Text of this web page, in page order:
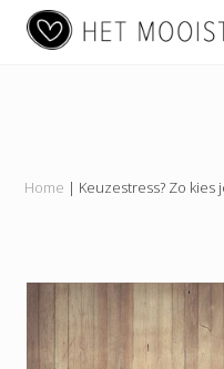
Menu
Skip
Skip
Skip
Main
navigation
Home | Keuzestress? Zo kies